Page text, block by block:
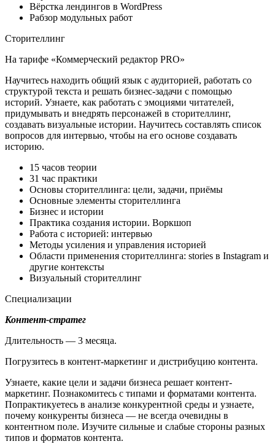
Вёрстка лендингов в WordPress
Рабзор модульных работ
Сторителлинг
На тарифе «Коммерческий редактор PRO»
Научитесь находить общий язык с аудиторией, работать со
структурой текста и решать бизнес-задачи с помощью
историй. Узнаете, как работать с эмоциями читателей,
придумывать и внедрять персонажей в сторителлинг,
создавать визуальные истории. Научитесь составлять список
вопросов для интервью, чтобы на его основе создавать
историю.
15 часов теории
31 час практики
Основы сторителлинга: цели, задачи, приёмы
Основные элементы сторителлинга
Бизнес и истории
Практика создания истории. Воркшоп
Работа с историей: интервью
Методы усиления и управления историей
Области применения сторителлинга: stories в Instagram и
другие контексты
Визуальный сторителлинг
Специализации
Контент-стратег
Длительность — 3 месяца.
Погрузитесь в контент-маркетинг и дистрибуцию контента.
Узнаете, какие цели и задачи бизнеса решает контент-
маркетинг. Познакомитесь с типами и форматами контента.
Попрактикуетесь в анализе конкурентной среды и узнаете,
почему конкуренты бизнеса — не всегда очевидны в
контентном поле. Изучите сильные и слабые стороны разных
типов и форматов контента.